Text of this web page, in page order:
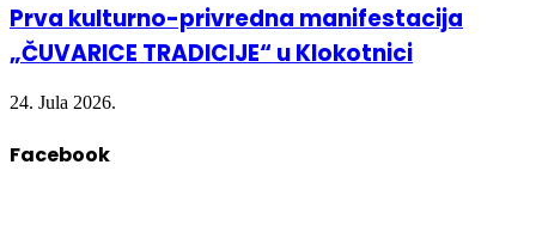
Prva kulturno-privredna manifestacija
„ČUVARICE TRADICIJE“ u Klokotnici
24. Jula 2026.
Facebook